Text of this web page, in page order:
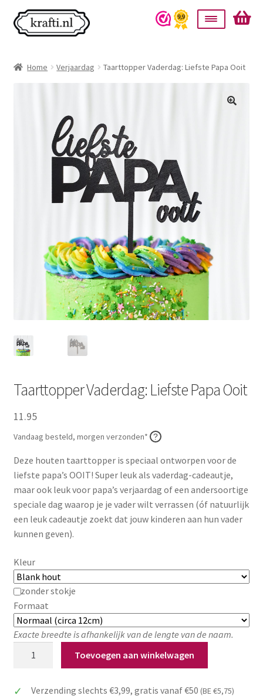
Ga
door
navigatie
Ga
naar
inhoud
Taarttoppers
Wanddecoratie
Alle producten
Zakelijk
Maatwerk
Contact
Zoeken
Home Verjaardag Taarttopper Vaderdag: Liefste Papa Ooit
Taarttopper Vaderdag: Liefste Papa Ooit
11.95
Vandaag besteld, morgen verzonden*
Deze houten taarttopper is speciaal ontworpen voor de
liefste papa’s OOIT! Super leuk als vaderdag-cadeautje,
maar ook leuk voor papa’s verjaardag of een andersoortige
speciale dag waarop je je vader wilt verrassen (óf natuurlijk
een leuk cadeautje zoekt dat jouw kinderen aan hun vader
kunnen geven).
Kleur
zonder stokje
Formaat
Exacte breedte is afhankelijk van de lengte van de naam.
Papa
Toevoegen aan winkelwagen
Verzending slechts €3,99, gratis vanaf €50 (BE €5,75)